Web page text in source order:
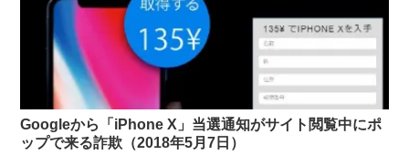
Googleから「iPhone X」当選通知がサイト閲覧中にポ
ップで来る詐欺（2018年5月7日）